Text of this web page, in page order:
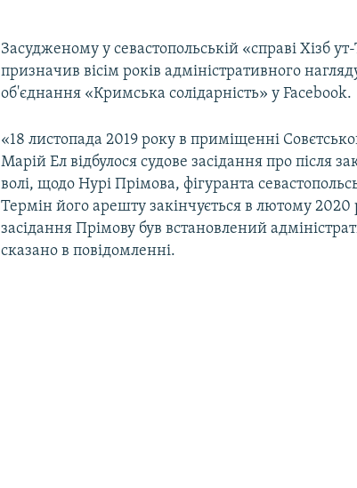
Засудженому у севастопольській «справі Хізб
призначив вісім років адміністративного
об'єднання «Кримська солідарність» у Facebook.
«18 листопада 2019 року в приміщенні
Марій Ел відбулося судове засідання про після
волі, щодо Нурі Прімова, фігуранта
Термін його арешту закінчується в лютому 2020
засідання Прімову був встановлений
сказано в повідомленні.